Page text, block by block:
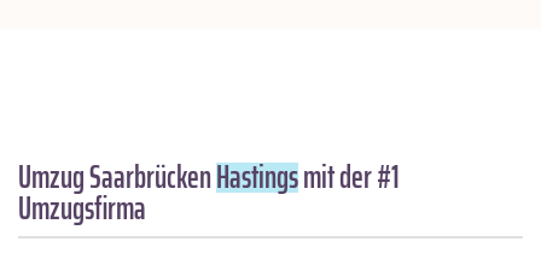
Umzug SaarbrückenHastingsmit der #1
Umzugsfirma